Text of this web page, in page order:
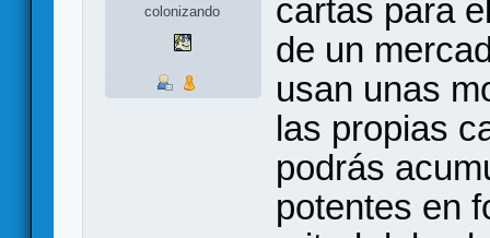
colonizando
cartas para
de un
usan unas
las propias
podrás
potentes en